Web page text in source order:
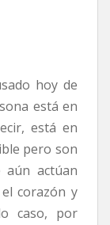
hoy de
está en
está en
pero son
aún actúan
corazón y
caso, por